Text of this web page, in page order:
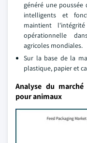
généré une
intelligents et
maintient
opérationnelle
agricoles mondiales.
Sur la base de la
plastique, papier et
Analyse du
pour animaux